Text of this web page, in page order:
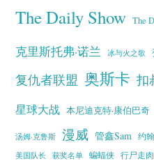
The Daily Show The
克里斯托弗·诺兰 冰与火之歌
复仇者联盟 奥斯卡 扣
星球大战 本尼迪克特·康伯巴奇
汤姆·克鲁斯 漫威 管鑫Sam 约
美国队长
获奖名单 蝙蝠侠 行尸走肉